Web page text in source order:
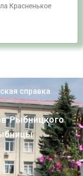
Красненькое
справка
Рыбницкого